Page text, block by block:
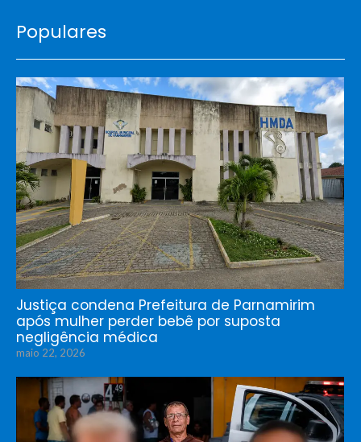
Populares
Justiça condena Prefeitura de Parnamirim
após mulher perder bebê por suposta
negligência médica
maio 22, 2026